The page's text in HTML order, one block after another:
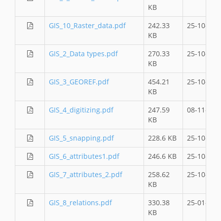
KB
GIS_10_Raster_data.pdf
242.33
KB
25-10-
GIS_2_Data types.pdf
270.33
KB
25-10-
GIS_3_GEOREF.pdf
454.21
KB
25-10-
GIS_4_digitizing.pdf
247.59
KB
08-11-
GIS_5_snapping.pdf 228.6 KB
25-10-
GIS_6_attributes1.pdf
246.6 KB
25-10-
GIS_7_attributes_2.pdf
258.62
KB
25-10-
GIS_8_relations.pdf
330.38
KB
25-01-